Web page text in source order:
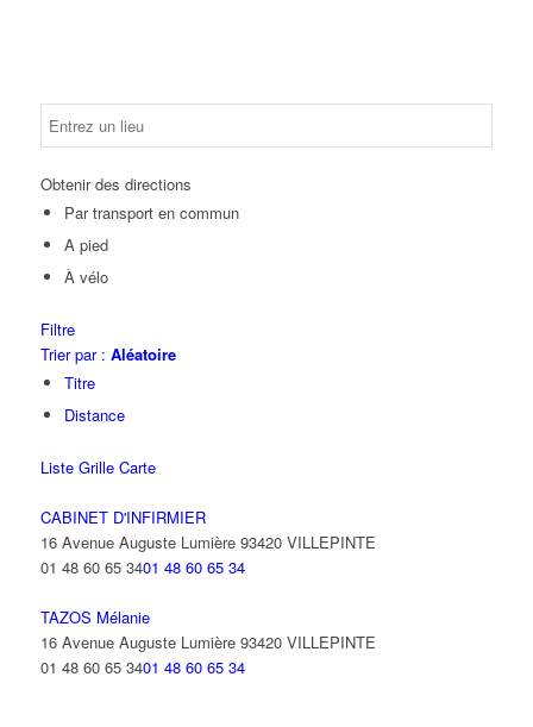
Obtenir des directions
Par transport en commun
A pied
À vélo
Filtre
Trier par : Aléatoire
Titre
Distance
Liste Grille Carte
CABINET D'INFIRMIER
16 Avenue Auguste Lumière 93420 VILLEPINTE
01 48 60 65 3401 48 60 65 34
TAZOS Mélanie
16 Avenue Auguste Lumière 93420 VILLEPINTE
01 48 60 65 3401 48 60 65 34